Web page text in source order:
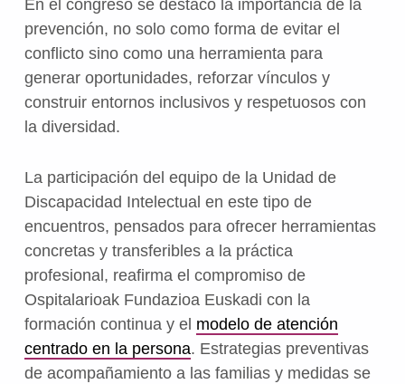
En el congreso se destacó la importancia de la
prevención, no solo como forma de evitar el
conflicto sino como una herramienta para
generar oportunidades, reforzar vínculos y
construir entornos inclusivos y respetuosos con
la diversidad.
La participación del equipo de la Unidad de
Discapacidad Intelectual en este tipo de
encuentros, pensados para ofrecer herramientas
concretas y transferibles a la práctica
profesional, reafirma el compromiso de
Ospitalarioak Fundazioa Euskadi con la
formación continua y el modelo de atención
centrado en la persona. Estrategias preventivas
de acompañamiento a las familias y medidas se